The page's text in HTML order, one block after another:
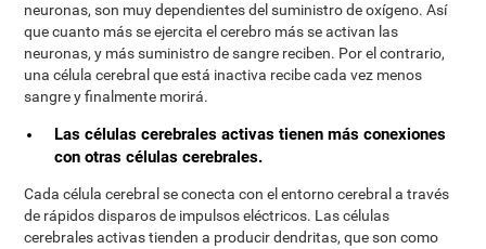
neuronas, son muy dependientes del suministro de oxígeno. Así
que cuanto más se ejercita el cerebro más se activan las
neuronas, y más suministro de sangre reciben. Por el contrario,
una célula cerebral que está inactiva recibe cada vez menos
sangre y finalmente morirá.
Las células cerebrales activas tienen más conexiones
con otras células cerebrales.
Cada célula cerebral se conecta con el entorno cerebral a través
de rápidos disparos de impulsos eléctricos. Las células
cerebrales activas tienden a producir dendritas, que son como